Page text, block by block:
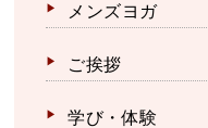
メンズヨガ
ご挨拶
学び・体験